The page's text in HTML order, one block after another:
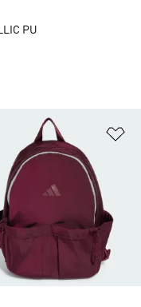
lista de deseos
PU